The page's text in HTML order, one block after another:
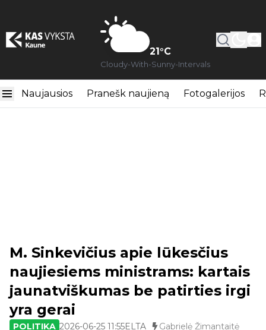
21°C
Cloudy-With-Sunny-Intervals
Naujausios Pranešk naujieną Fotogalerijos
M. Sinkevičius apie lūkesčius
naujiesiems ministrams: kartais
jaunatviškumas be patirties irgi
yra gerai
POLITIKA 2026-06-25 11:55ELTA Gabrielė Žimantaitė